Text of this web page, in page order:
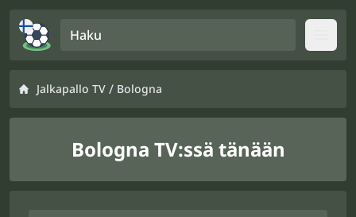
Jalkapallo TV / Bologna
Bologna TV:ssä tänään